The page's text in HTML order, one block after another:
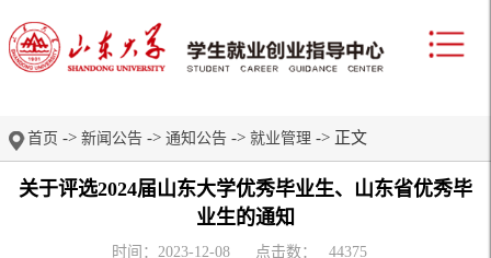
首页 -> 新闻公告 -> 通知公告 -> 就业管理 -> 正文
关于评选2024届山东大学优秀毕业生、山东省优秀毕
业生的通知
时间：2023-12-08 点击数： 44375